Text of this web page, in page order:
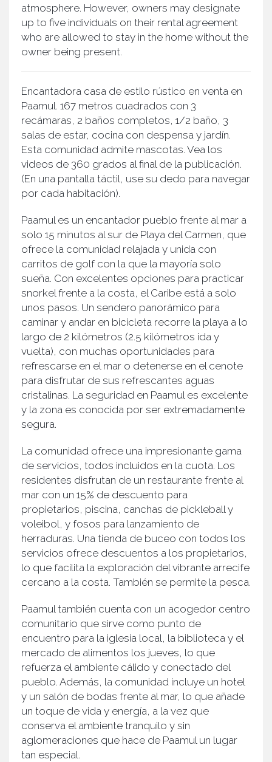
atmosphere. However, owners may designate
up to five individuals on their rental agreement
who are allowed to stay in the home without the
owner being present.
Encantadora casa de estilo rústico en venta en
Paamul. 167 metros cuadrados con 3
recámaras, 2 baños completos, 1/2 baño, 3
salas de estar, cocina con despensa y jardín.
Esta comunidad admite mascotas. Vea los
videos de 360 ​​grados al final de la publicación.
(En una pantalla táctil, use su dedo para navegar
por cada habitación).
Paamul es un encantador pueblo frente al mar a
solo 15 minutos al sur de Playa del Carmen, que
ofrece la comunidad relajada y unida con
carritos de golf con la que la mayoría solo
sueña. Con excelentes opciones para practicar
snorkel frente a la costa, el Caribe está a solo
unos pasos. Un sendero panorámico para
caminar y andar en bicicleta recorre la playa a lo
largo de 2 kilómetros (2.5 kilómetros ida y
vuelta), con muchas oportunidades para
refrescarse en el mar o detenerse en el cenote
para disfrutar de sus refrescantes aguas
cristalinas. La seguridad en Paamul es excelente
y la zona es conocida por ser extremadamente
segura.
La comunidad ofrece una impresionante gama
de servicios, todos incluidos en la cuota. Los
residentes disfrutan de un restaurante frente al
mar con un 15% de descuento para
propietarios, piscina, canchas de pickleball y
voleibol, y fosos para lanzamiento de
herraduras. Una tienda de buceo con todos los
servicios ofrece descuentos a los propietarios,
lo que facilita la exploración del vibrante arrecife
cercano a la costa. También se permite la pesca.
Paamul también cuenta con un acogedor centro
comunitario que sirve como punto de
encuentro para la iglesia local, la biblioteca y el
mercado de alimentos los jueves, lo que
refuerza el ambiente cálido y conectado del
pueblo. Además, la comunidad incluye un hotel
y un salón de bodas frente al mar, lo que añade
un toque de vida y energía, a la vez que
conserva el ambiente tranquilo y sin
aglomeraciones que hace de Paamul un lugar
tan especial.